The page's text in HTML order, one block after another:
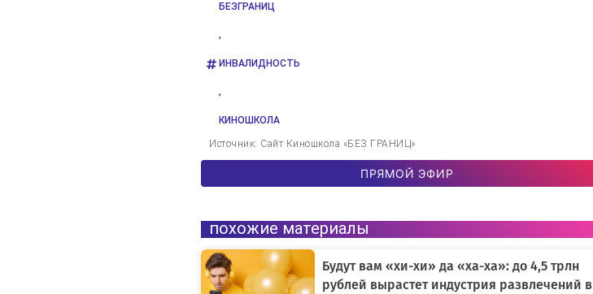
БЕЗГРАНИЦ
,
ИНВАЛИДНОСТЬ
,
КИНОШКОЛА
Источник: Сайт Киношкола «БЕЗ ГРАНИЦ»
ПРЯМОЙ ЭФИР
похожие материалы
Будут вам «хи-хи» да «ха-ха»: до 4,5 трлн
рублей вырастет индустрия развлечений в